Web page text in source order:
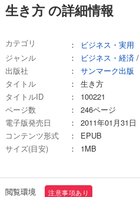
生き方 の詳細情報
カテゴリ ：
ビジネス・実用
ジャンル
： ビジネス・経済 /
出版社
：
サンマーク出版
タイトル
：
生き方
タイトルID
：
100221
ページ数
：
246ページ
電子版発売日
：
2011年01月31日
コンテンツ形式
：
EPUB
サイズ(目安)
： 1MB
閲覧環境 注意事項あり